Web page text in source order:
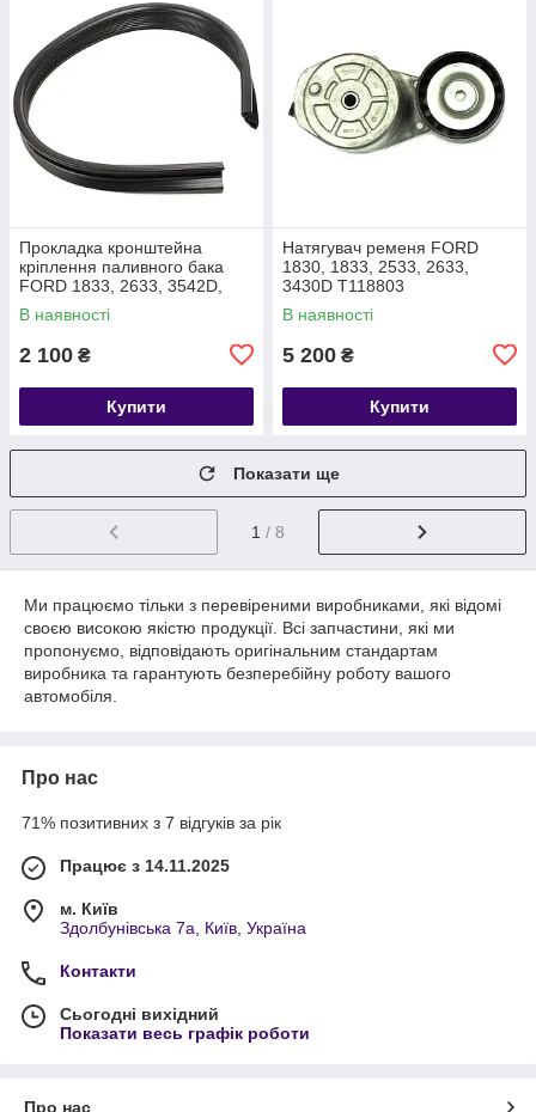
Прокладка кронштейна
кріплення паливного бака
FORD 1833, 2633, 3542D,
3542T, 4142D T199467
BC469C033AA
В наявності
2 100 ₴
Купити
Натягувач ременя FORD
1830, 1833, 2533, 2633,
3430D T118803
2C466A228AA
В наявності
5 200 ₴
Купити
Показати ще
1 / 8
Ми працюємо тільки з перевіреними виробниками, які відомі
своєю високою якістю продукції. Всі запчастини, які ми
пропонуємо, відповідають оригінальним стандартам
виробника та гарантують безперебійну роботу вашого
автомобіля.
Про нас
71% позитивних з 7 відгуків за рік
Працює з 14.11.2025
м. Київ
Здолбунівська 7а, Київ, Україна
Контакти
Сьогодні вихідний
Показати весь графік роботи
Про нас